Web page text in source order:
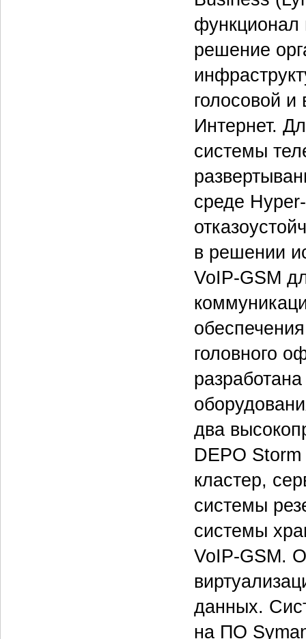
функционал
решение
голосовой и
Интернет.
системы
среде
в решении
VoIP-GSM
головного
два
DEPO
кластер,
системы
системы
VoIP-GSM.
данных.
на ПО